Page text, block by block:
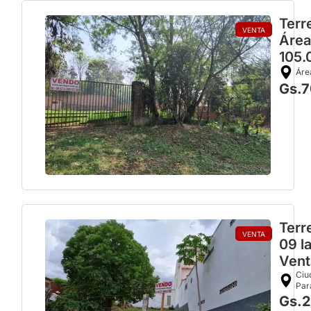
VENTA
VENTA
09